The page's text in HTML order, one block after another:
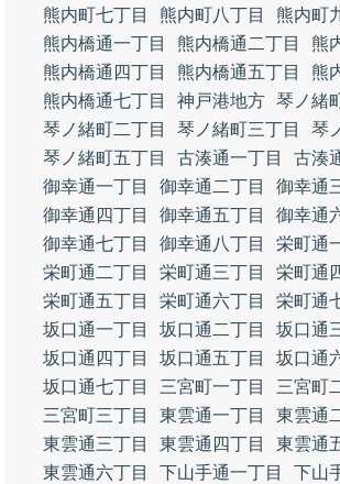
熊内町七丁目
熊内町八丁目
熊内町
熊内橋通一丁目
熊内橋通二丁目
熊
熊内橋通四丁目
熊内橋通五丁目
熊
熊内橋通七丁目
神戸港地方 琴ノ緒
琴ノ緒町二丁目
琴ノ緒町三丁目
琴
琴ノ緒町五丁目
古湊通一丁目
古湊
御幸通一丁目
御幸通二丁目
御幸通
御幸通四丁目
御幸通五丁目
御幸通
御幸通七丁目
御幸通八丁目
栄町通
栄町通二丁目
栄町通三丁目
栄町通
栄町通五丁目
栄町通六丁目
栄町通
坂口通一丁目
坂口通二丁目
坂口通
坂口通四丁目
坂口通五丁目
坂口通
坂口通七丁目
三宮町一丁目
三宮町
三宮町三丁目
東雲通一丁目
東雲通
東雲通三丁目
東雲通四丁目
東雲通
東雲通六丁目
下山手通一丁目
下山